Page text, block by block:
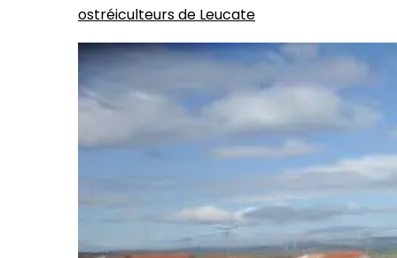
ostréiculteurs de Leucate